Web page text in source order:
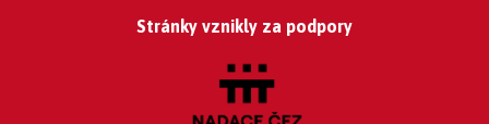
Stránky vznikly za podpory